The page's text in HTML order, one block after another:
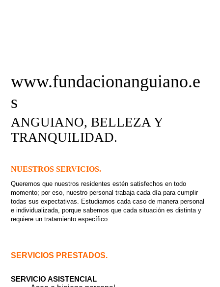
www.fundacionanguiano.e
s
ANGUIANO, BELLEZA Y
TRANQUILIDAD.
NUESTROS SERVICIOS.
Queremos que nuestros residentes estén satisfechos en todo
momento; por eso, nuestro personal trabaja cada día para cumplir
todas sus expectativas. Estudiamos cada caso de manera personal
e individualizada, porque sabemos que cada situación es distinta y
requiere un tratamiento específico.
SERVICIOS PRESTADOS.
SERVICIO ASISTENCIAL